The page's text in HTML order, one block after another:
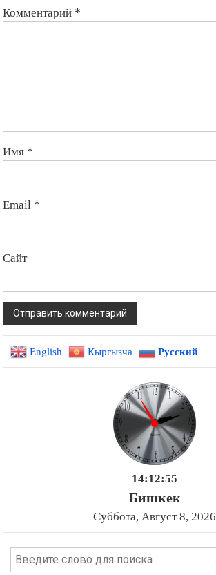
Комментарий *
Имя *
Email *
Сайт
English Кыргызча Русский
14:12:56
Бишкек
Суббота, Август 8, 2026